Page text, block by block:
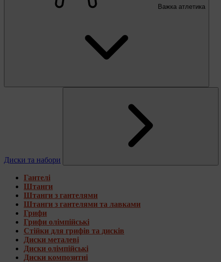
Важка атлетика
Диски та набори
Гантелі
Штанги
Штанги з гантелями
Штанги з гантелями та лавками
Грифи
Грифи олімпійські
Стійки для грифів та дисків
Диски металеві
Диски олімпійські
Диски композитні